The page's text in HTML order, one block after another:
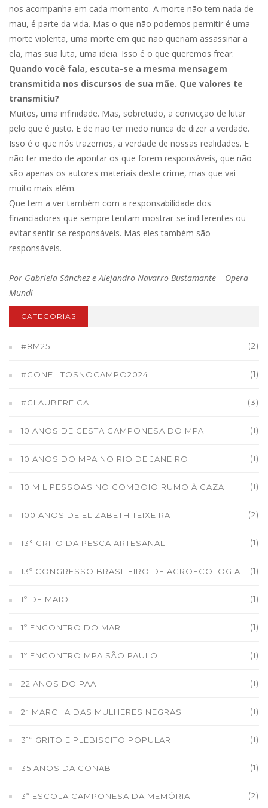
nos acompanha em cada momento. A morte não tem nada de
mau, é parte da vida. Mas o que não podemos permitir é uma
morte violenta, uma morte em que não queriam assassinar a
ela, mas sua luta, uma ideia. Isso é o que queremos frear.
Quando você fala, escuta-se a mesma mensagem
transmitida nos discursos de sua mãe. Que valores te
transmitiu?
Muitos, uma infinidade. Mas, sobretudo, a convicção de lutar
pelo que é justo. E de não ter medo nunca de dizer a verdade.
Isso é o que nós trazemos, a verdade de nossas realidades. E
não ter medo de apontar os que forem responsáveis, que não
são apenas os autores materiais deste crime, mas que vai
muito mais além.
Que tem a ver também com a responsabilidade dos
financiadores que sempre tentam mostrar-se indiferentes ou
evitar sentir-se responsáveis. Mas eles também são
responsáveis.
Por Gabriela Sánchez e Alejandro Navarro Bustamante – Opera
Mundi
CATEGORIAS
#8M25 (2)
#CONFLITOSNOCAMPO2024 (1)
#GLAUBERFICA (3)
10 ANOS DE CESTA CAMPONESA DO MPA (1)
10 ANOS DO MPA NO RIO DE JANEIRO (1)
10 MIL PESSOAS NO COMBOIO RUMO À GAZA (1)
100 ANOS DE ELIZABETH TEIXEIRA (2)
13° GRITO DA PESCA ARTESANAL (1)
13º CONGRESSO BRASILEIRO DE AGROECOLOGIA (1)
1º DE MAIO (1)
1º ENCONTRO DO MAR (1)
1º ENCONTRO MPA SÃO PAULO (1)
22 ANOS DO PAA (1)
2ª MARCHA DAS MULHERES NEGRAS (1)
31º GRITO E PLEBISCITO POPULAR (1)
35 ANOS DA CONAB (1)
3ª ESCOLA CAMPONESA DA MEMÓRIA (2)